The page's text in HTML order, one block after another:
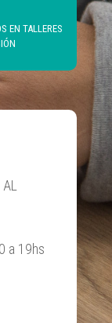
EN TALLERES
a 19hs